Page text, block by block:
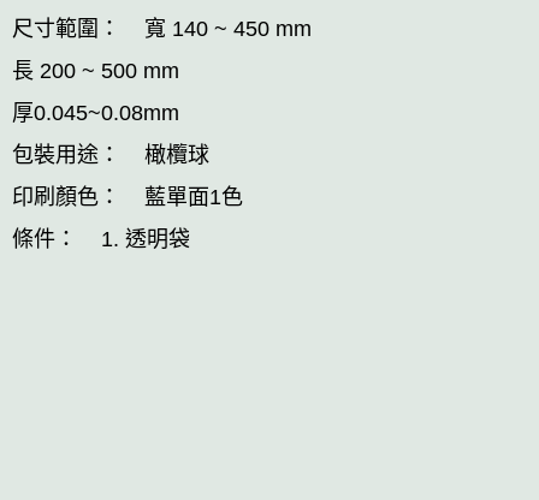
尺寸範圍： 寬 140 ~ 450 mm
長 200 ~ 500 mm
厚0.045~0.08mm
包裝用途： 橄欖球
印刷顏色： 藍單面1色
條件： 1. 透明袋